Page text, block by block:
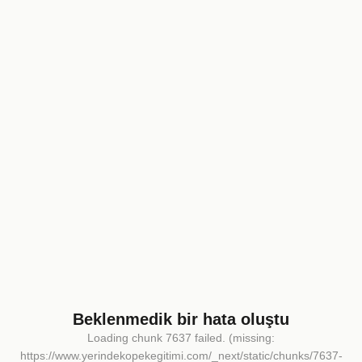
Beklenmedik bir hata oluştu
Loading chunk 7637 failed. (missing:
https://www.yerindekopekegitimi.com/_next/static/chunks/7637-